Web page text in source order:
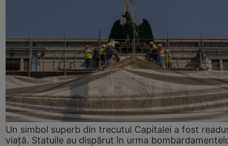
Un simbol superb din trecutul Capitalei a fost
viață. Statuile au dispărut în urma